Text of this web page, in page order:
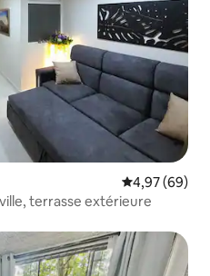
Évaluation
4,97 (69)
terrasse extérieure